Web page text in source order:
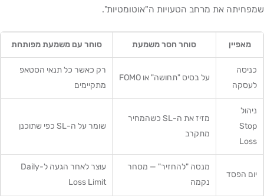
שמפחיתה את מרחב הטעויות ה"אוטומטיות".
מאפיין סוחר חסר משמעת סוחר עם משמעת מפותחת
כניסה
לעסקה
על בסיס "תחושה" או FOMO
רק כאשר כל תנאי הסטאפ
מתקיימים
ניהול
Stop
Loss
מזיז את ה-SL כשהמחיר
מתקרב
שומר על ה-SL כפי שתוכנן
יום הפסד
מנסה "להחזיר" — מסחר
נקמה
עוצר לאחר הגעה ל-Daily
Loss Limit